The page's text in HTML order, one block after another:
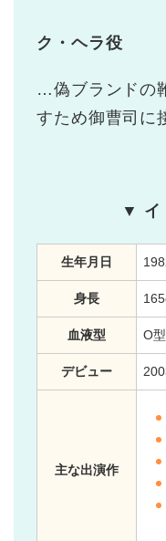
ク・ヘラ役
…偽ブランドの
すため御曹司に
▼ イ
生年月日
身長
血液型 O型
デビュー
主な出演作